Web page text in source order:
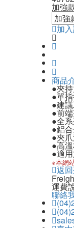
加強
加
商品
●夾
●單
●建
●前
●全
●鋁
●夾
●高
●適
※本網
返
運費
聯絡